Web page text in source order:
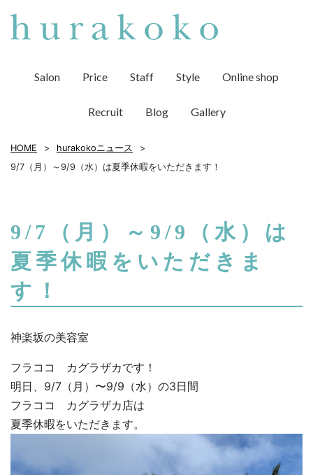
Salon Price Staff Style Online shop
Recruit Blog Gallery
HOME
hurakokoニュース
9/7（月）～9/9（水）は夏季休暇をいただきます！
9/7（月）～9/9（水）は
夏季休暇をいただきま
す！
神楽坂の美容室
フラココ カグラザカです！
明日、9/7（月）〜9/9（水）の3日間
フラココ カグラザカ店は
夏季休暇をいただきます。